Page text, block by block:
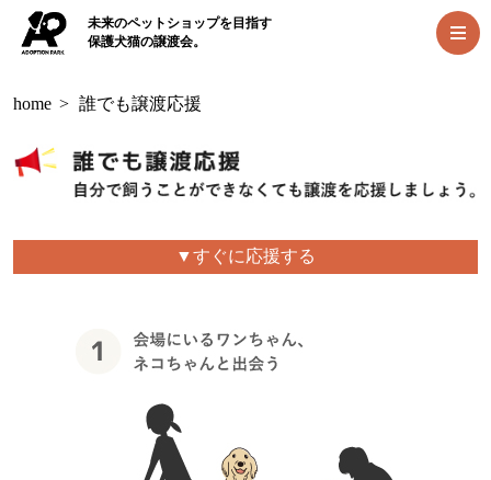
未来のペットショップを目指す
保護犬猫の譲渡会。
home > 誰でも譲渡応援
▼すぐに応援する